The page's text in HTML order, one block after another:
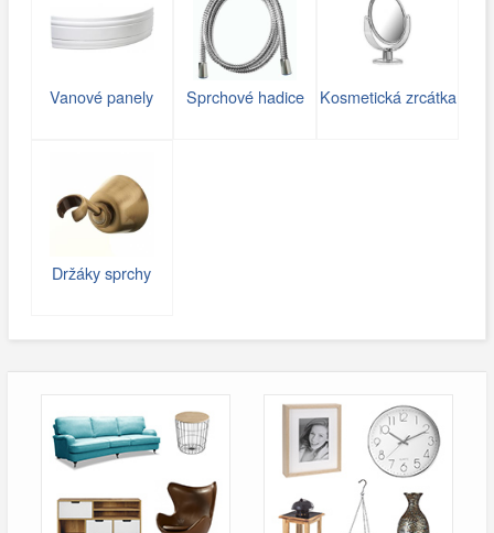
Vanové panely Sprchové hadice Kosmetická zrcátka
Držáky sprchy